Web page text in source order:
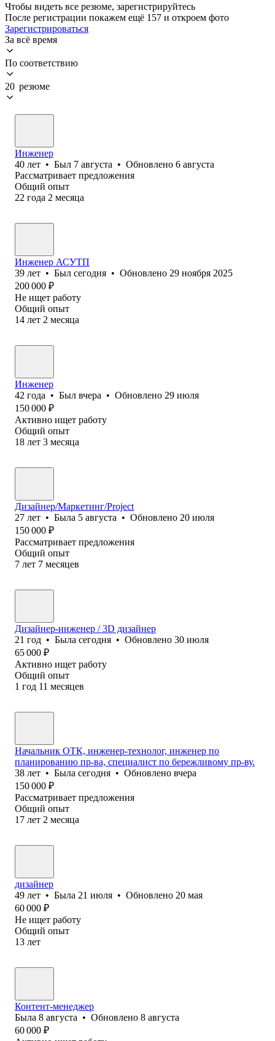
Чтобы видеть все резюме, зарегистрируйтесь
После регистрации покажем ещё 157 и откроем фото
Зарегистрироваться
За всё время
По соответствию
20 резюме
Инженер
40 лет • Был 7 августа • Обновлено 6 августа
Рассматривает предложения
Общий опыт
22 года 2 месяца
Инженер АСУТП
39 лет • Был сегодня • Обновлено 29 ноября 2025
200 000 ₽
Не ищет работу
Общий опыт
14 лет 2 месяца
Инженер
42 года • Был вчера • Обновлено 29 июля
150 000 ₽
Активно ищет работу
Общий опыт
18 лет 3 месяца
Дизайнер/Маркетинг/Project
27 лет • Была 5 августа • Обновлено 20 июля
150 000 ₽
Рассматривает предложения
Общий опыт
7 лет 7 месяцев
Дизайнер-инженер / 3D дизайнер
21 год • Была сегодня • Обновлено 30 июля
65 000 ₽
Активно ищет работу
Общий опыт
1 год 11 месяцев
Начальник ОТК, инженер-технолог, инженер по
планированию пр-ва, специалист по бережливому пр-ву.
38 лет • Была сегодня • Обновлено вчера
150 000 ₽
Рассматривает предложения
Общий опыт
17 лет 2 месяца
дизайнер
49 лет • Была 21 июля • Обновлено 20 мая
60 000 ₽
Не ищет работу
Общий опыт
13 лет
Контент-менеджер
Была 8 августа • Обновлено 8 августа
60 000 ₽